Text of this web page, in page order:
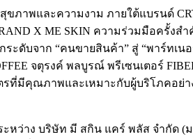
ภาพและความงาม ภายใต้แบรนด์
X ME SKIN ความร่วมมือครั้งส
ระดับจาก “คนขายสินค้า” สู่ “พาร์ท
จตุรงค์ พลบูรณ์ พรีเซนเตอร์
มีคุณภาพและเหมาะกับผู้บริโภคอย่าง
ะหว่าง บริษัท มี สกิน แคร์ พลัส จำกัด